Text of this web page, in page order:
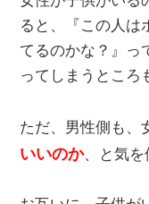
ると、『この人は
てるのかな？』っ
ってしまうところ
ただ、男性側も、
いいのか、と気を